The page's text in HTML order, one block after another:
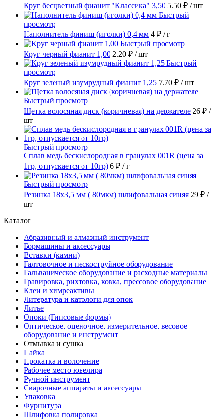
Круг бесцветный фианит "Классика" 3,50 5.50 ₽ / шт
Быстрый
просмотр
Наполнитель финиш (иголки) 0,4 мм 4 ₽ / г
Быстрый просмотр
Круг черный фианит 1,00 2.20 ₽ / шт
Быстрый
просмотр
Круг зеленый изумрудный фианит 1,25 7.70 ₽ / шт
Быстрый просмотр
Щетка волосяная диск (коричневая) на держателе 26 ₽ /
шт
Быстрый просмотр
Сплав медь бескислородная в гранулах 001R (цена за
1гр, отпускается от 10гр) 6 ₽ / г
Быстрый просмотр
Резинка 18х3,5 мм ( 80мкм) шлифовальная синяя 29 ₽ /
шт
Каталог
Абразивный и алмазный инструмент
Бормашины и аксессуары
Вставки (камни)
Галтовочное и пескоструйное оборудование
Гальваническое оборудование и расходные материалы
Гравировка, рихтовка, ковка, прессовое оборудование
Клеи и химреактивы
Литература и катологи для опок
Литье
Опоки (Гипсовые формы)
Оптическое, оценочное, измерительное, весовое
оборудование и инструмент
Отмывка и сушка
Пайка
Прокатка и волочение
Рабочее место ювелира
Ручной инструмент
Сварочные аппараты и аксессуары
Упаковка
Фурнитура
Шлифовка полировка